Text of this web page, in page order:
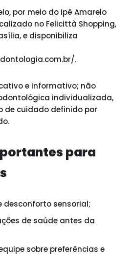
por meio do Ipê Amarelo
no Felicittà Shopping,
e disponibiliza
.
e informativo; não
individualizada,
de cuidado definido por
para
desconforto sensorial;
de saúde antes da
sobre preferências e